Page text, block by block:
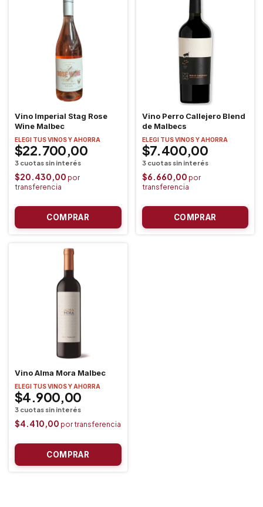
Vino Imperial Stag Rose
Wine Malbec
ELEGI TUS VINOS Y AHORRA
$22.700,00
$20.430,00
Vino Perro Callejero Blend
de Malbecs
ELEGI TUS VINOS Y AHORRA
$7.400,00
$6.660,00
Vino Alma Mora Malbec
ELEGI TUS VINOS Y AHORRA
$4.900,00
$4.410,00